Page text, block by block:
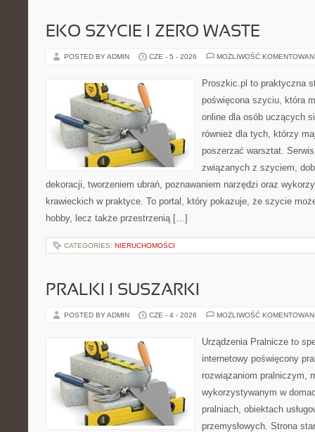
EKO SZYCIE I ZERO WASTE
POSTED BY ADMIN CZE - 5 - 2026 MOŻLIWOŚĆ
Proszkic.pl to praktyczna
poświęcona szyciu, która
online dla osób uczących
również dla tych, którzy
poszerzać warsztat.
związanych z szyciem,
dekoracji, tworzeniem ubrań, poznawaniem narzędzi oraz
krawieckich w praktyce. To portal, który pokazuje, że szycie
hobby, lecz także przestrzenią […]
CATEGORIES: NIERUCHOMOŚCI
PRALKI I SUSZARKI
POSTED BY ADMIN CZE - 4 - 2026 MOŻLIWOŚĆ
Urządzenia Pralnicze to
internetowy poświęcony
rozwiązaniom pralniczym,
wykorzystywanym w
pralniach, obiektach
przemysłowych. Strona